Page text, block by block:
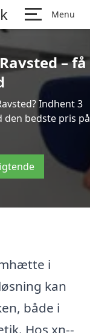
Menu
– få
Indhent 3
bedste pris på
i
kan
både i
Hos xn--